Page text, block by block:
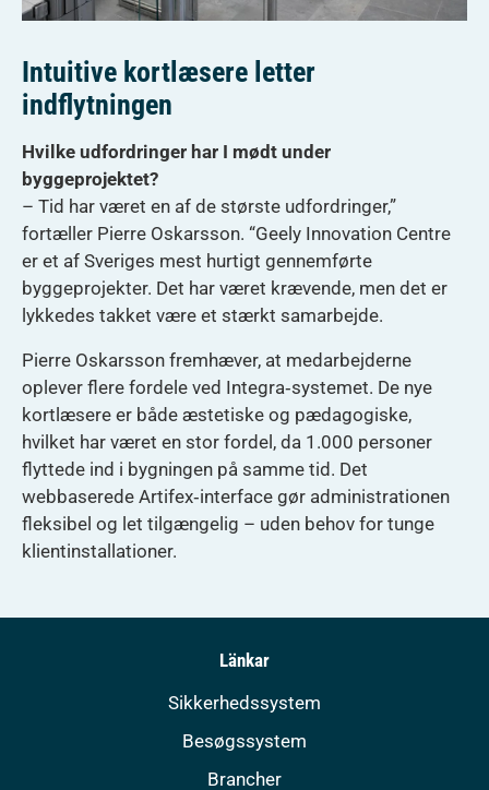
Intuitive kortlæsere letter
indflytningen
Hvilke udfordringer har I mødt under
byggeprojektet?
– Tid har været en af de største udfordringer,”
fortæller Pierre Oskarsson. “Geely Innovation Centre
er et af Sveriges mest hurtigt gennemførte
byggeprojekter. Det har været krævende, men det er
lykkedes takket være et stærkt samarbejde.
Pierre Oskarsson fremhæver, at medarbejderne
oplever flere fordele ved Integra‑systemet. De nye
kortlæsere er både æstetiske og pædagogiske,
hvilket har været en stor fordel, da 1.000 personer
flyttede ind i bygningen på samme tid. Det
webbaserede Artifex‑interface gør administrationen
fleksibel og let tilgængelig – uden behov for tunge
klientinstallationer.
Länkar
Sikkerhedssystem
Besøgssystem
Brancher